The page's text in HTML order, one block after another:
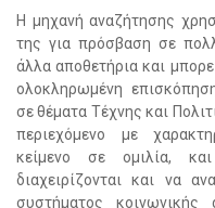
Η μηχανή αναζήτησης
της για πρόσβαση σε
άλλα αποθετήρια και
ολοκληρωμένη
σε θέματα Τέχνης και
περιεχόμενο με
κείμενο σε ομιλία,
διαχειρίζονται και να
συστήματος κοινωνικής